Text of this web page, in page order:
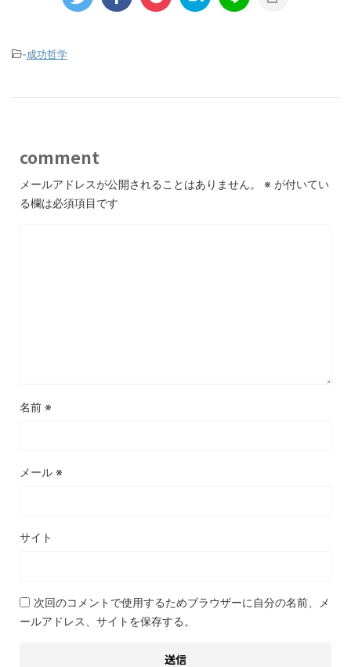
-成功哲学
comment
メールアドレスが公開されることはありません。 ※ が付いてい
る欄は必須項目です
名前 ※
メール ※
サイト
次回のコメントで使用するためブラウザーに自分の名前、メ
ールアドレス、サイトを保存する。